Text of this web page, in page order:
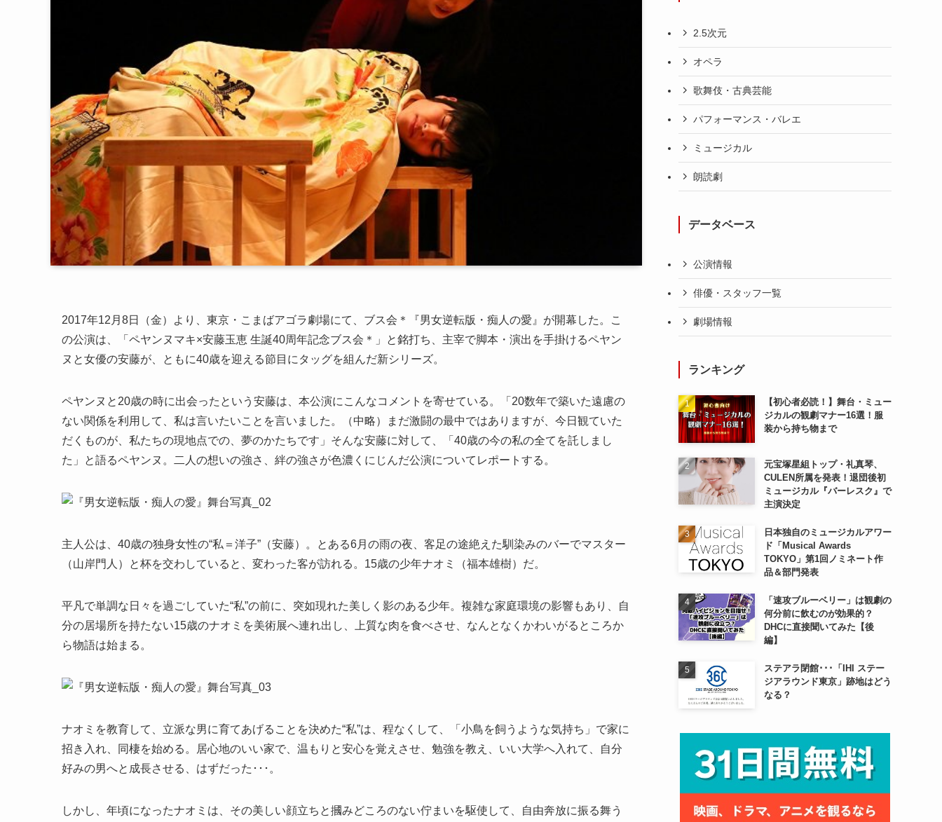
2017年12月8日（金）より、東京・こまばアゴラ劇場にて、ブス会＊『男女逆転版・痴人の愛』が開幕した。こ
の公演は、「ペヤンヌマキ×安藤玉恵 生誕40周年記念ブス会＊」と銘打ち、主宰で脚本・演出を手掛けるペヤン
ヌと女優の安藤が、ともに40歳を迎える節目にタッグを組んだ新シリーズ。
ペヤンヌと20歳の時に出会ったという安藤は、本公演にこんなコメントを寄せている。「20数年で築いた遠慮の
ない関係を利用して、私は言いたいことを言いました。（中略）まだ激闘の最中ではありますが、今日観ていた
だくものが、私たちの現地点での、夢のかたちです」そんな安藤に対して、「40歳の今の私の全てを託しまし
た」と語るペヤンヌ。二人の想いの強さ、絆の強さが色濃くにじんだ公演についてレポートする。
主人公は、40歳の独身女性の“私＝洋子”（安藤）。とある6月の雨の夜、客足の途絶えた馴染みのバーでマスター
（山岸門人）と杯を交わしていると、変わった客が訪れる。15歳の少年ナオミ（福本雄樹）だ。
平凡で単調な日々を過ごしていた“私”の前に、突如現れた美しく影のある少年。複雑な家庭環境の影響もあり、自
分の居場所を持たない15歳のナオミを美術展へ連れ出し、上質な肉を食べさせ、なんとなくかわいがるところか
ら物語は始まる。
ナオミを教育して、立派な男に育てあげることを決めた“私”は、程なくして、「小鳥を飼うような気持ち」で家に
招き入れ、同棲を始める。居心地のいい家で、温もりと安心を覚えさせ、勉強を教え、いい大学へ入れて、自分
好みの男へと成長させる、はずだった･･･。
しかし、年頃になったナオミは、その美しい顔立ちと摑みどころのない佇まいを駆使して、自由奔放に振る舞う
2.5次元
オペラ
歌舞伎・古典芸能
パフォーマンス・バレエ
ミュージカル
朗読劇
データベース
公演情報
俳優・スタッフ一覧
劇場情報
ランキング
【初心者必読！】舞台・ミュー
ジカルの観劇マナー16選！服
装から持ち物まで
元宝塚星組トップ・礼真琴、
CULEN所属を発表！退団後初
ミュージカル『バーレスク』で
主演決定
日本独自のミュージカルアワー
ド「Musical Awards
TOKYO」第1回ノミネート作
品＆部門発表
「速攻ブルーベリー」は観劇の
何分前に飲むのが効果的？
DHCに直接聞いてみた【後
編】
ステアラ閉館･･･「IHI ステー
ジアラウンド東京」跡地はどう
なる？